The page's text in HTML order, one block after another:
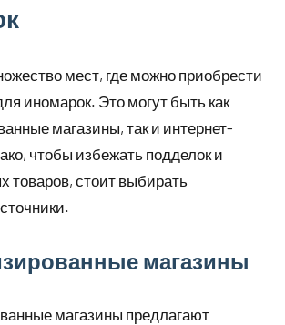
мест, где можно приобрести
иномарок. Это могут быть как
магазины, так и интернет-
чтобы избежать подделок и
товаров, стоит выбирать
магазины
магазины предлагают